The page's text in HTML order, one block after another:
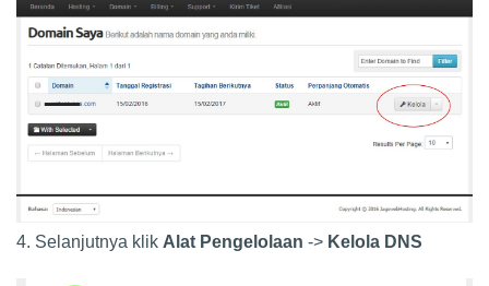
4. Selanjutnya klik Alat Pengelolaan -> Kelola DNS